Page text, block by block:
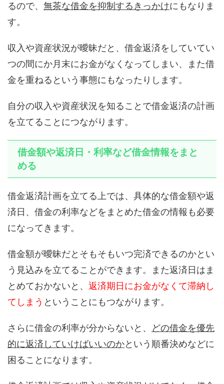
るので、 無茶な借金を抑制するきっかけにもなりま
す。
収入や資産状況が曖昧だと、借金返済をしていてい
つの間にか月末にお金がなくなってしまい、また借
金を重ねるという事態にもなったりします。
自分の収入や資産状況を知ることで借金返済の計画
を立てることにつながります。
借金額や返済日・利率など借金情報をまと
める
借金返済計画を立てる上では、具体的な借金額や返
済日、借金の利率などをまとめた借金の情報も必要
になってきます。
借金額が曖昧だとそもそもいつ完済できるのかとい
う見込みを立てることができます。また返済日はま
とめておかないと、 返済期日にお金がなくて滞納し
てしまう ということにもつながります。
さらに借金の利率が分からないと、
どの借金を優先
的に返済していけばいいのかという順番決めなどに
困ることになります。